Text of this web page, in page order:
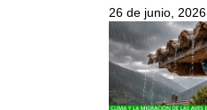
26 de junio, 2026